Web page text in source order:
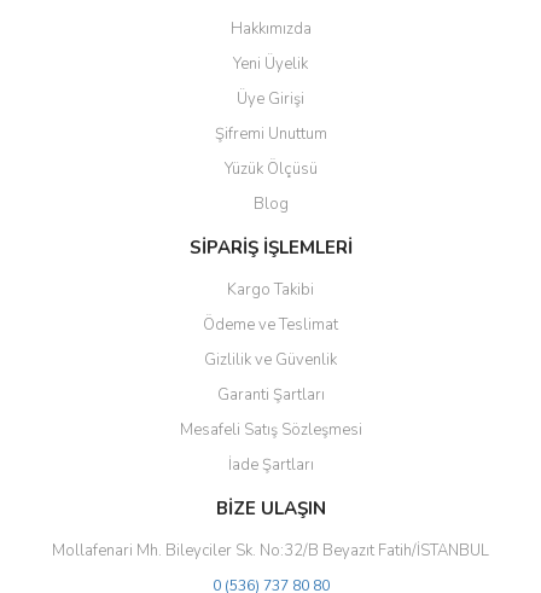
Hakkımızda
Yeni Üyelik
Üye Girişi
Şifremi Unuttum
Yüzük Ölçüsü
Blog
SİPARİŞ İŞLEMLERİ
Kargo Takibi
Ödeme ve Teslimat
Gizlilik ve Güvenlik
Garanti Şartları
Mesafeli Satış Sözleşmesi
İade Şartları
BİZE ULAŞIN
Mollafenari Mh. Bileyciler Sk. No:32/B Beyazıt Fatih/İSTANBUL
0 (536) 737 80 80